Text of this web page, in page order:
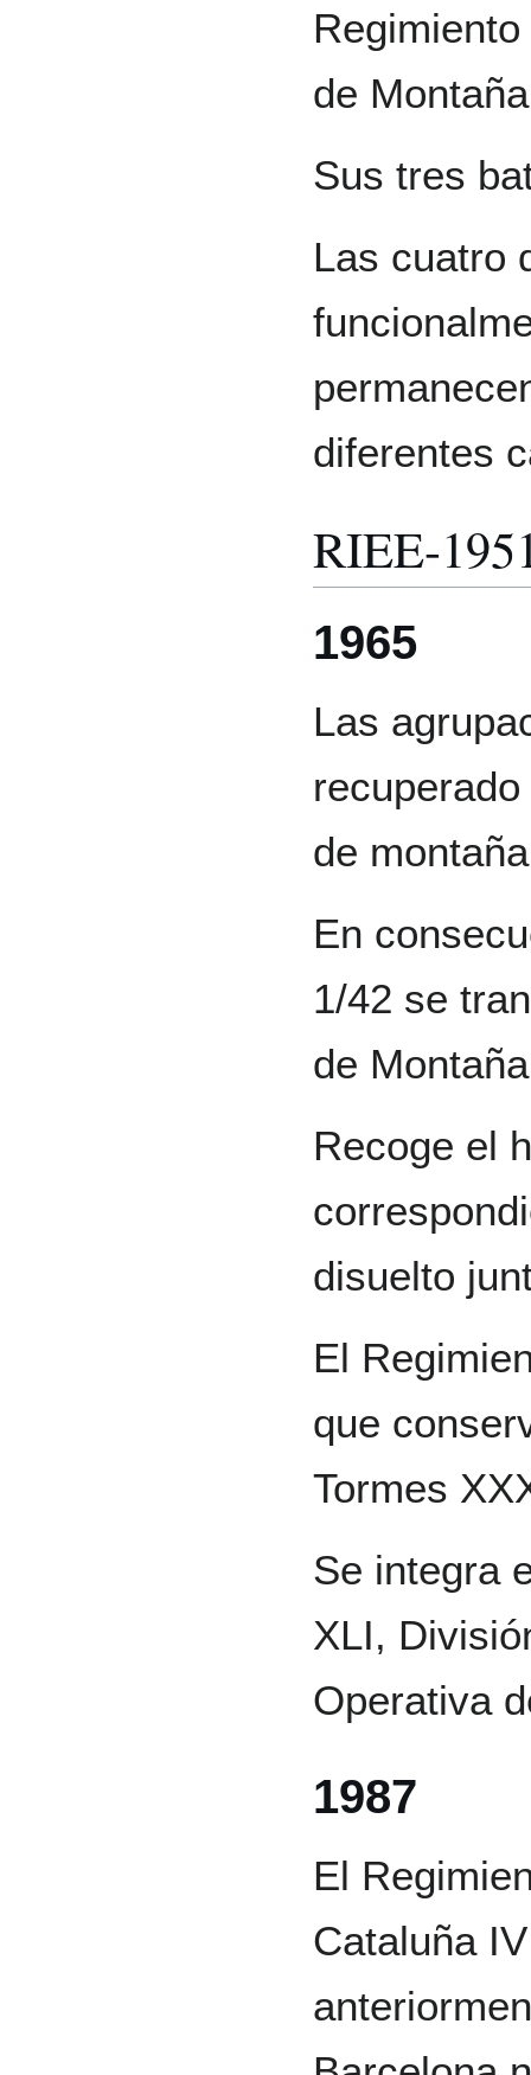
de
Sus tres
Las cuatro
diferentes
RIEE-
1965
Las
de
En
1/42 se
de
Recoge el
disuelto
El
que
Tormes
Se integra
XLI,
Operativa
1987
El
Cataluña